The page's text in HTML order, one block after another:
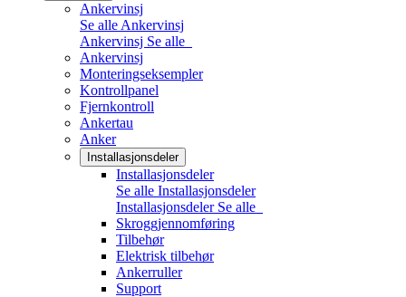
Ankervinsj
Se alle Ankervinsj
Ankervinsj Se alle
Ankervinsj
Monteringseksempler
Kontrollpanel
Fjernkontroll
Ankertau
Anker
Installasjonsdeler
Installasjonsdeler
Se alle Installasjonsdeler
Installasjonsdeler Se alle
Skroggjennomføring
Tilbehør
Elektrisk tilbehør
Ankerruller
Support